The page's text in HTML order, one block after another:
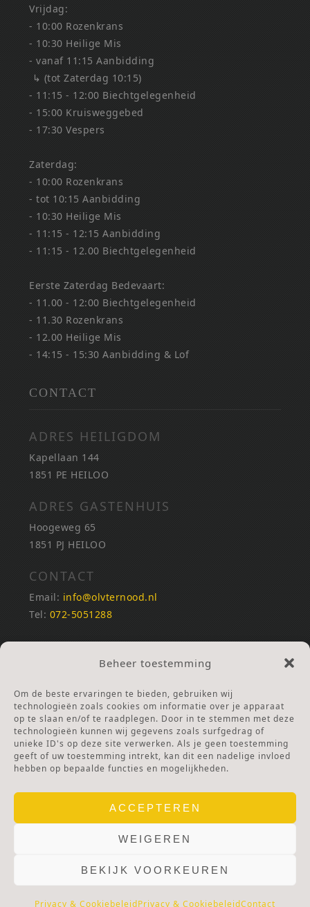
Beheer toestemming
Om de beste ervaringen te bieden, gebruiken wij
technologieën zoals cookies om informatie over je apparaat
op te slaan en/of te raadplegen. Door in te stemmen met deze
technologieën kunnen wij gegevens zoals surfgedrag of
unieke ID's op deze site verwerken. Als je geen toestemming
geeft of uw toestemming intrekt, kan dit een nadelige invloed
hebben op bepaalde functies en mogelijkheden.
ACCEPTEREN
WEIGEREN
BEKIJK VOORKEUREN
Privacy & CookiebeleidPrivacy & CookiebeleidContact
Vrijdag:
- 10:00 Rozenkrans
- 10:30 Heilige Mis
- vanaf 11:15 Aanbidding
↳ (tot Zaterdag 10:15)
- 11:15 - 12:00 Biechtgelegenheid
- 15:00 Kruisweggebed
- 17:30 Vespers
Zaterdag:
- 10:00 Rozenkrans
- tot 10:15 Aanbidding
- 10:30 Heilige Mis
- 11:15 - 12:15 Aanbidding
- 11:15 - 12.00 Biechtgelegenheid
Eerste Zaterdag Bedevaart:
- 11.00 - 12:00 Biechtgelegenheid
- 11.30 Rozenkrans
- 12.00 Heilige Mis
- 14:15 - 15:30 Aanbidding & Lof
CONTACT
ADRES HEILIGDOM
Kapellaan 144
1851 PE HEILOO
ADRES GASTENHUIS
Hoogeweg 65
1851 PJ HEILOO
CONTACT
Email: info@olvternood.nl
Tel: 072-5051288
REKENINGNUMMERS
NL25INGB0000672168
Ga naar Doneren
ANBI Stichting
RSIN nummer:002832987
© 2025 OLV TER NOOD. WEBSITE. PRIVACY & COOKIES.
DISCLAIMER. AVG PROTOCOL.